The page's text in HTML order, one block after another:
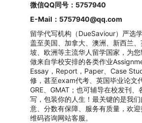
微信QQ同号：5757940
E-Mail： 5757940@qq.com
留学代写机构（DueSaviour）严选
盖至美国、加拿大、澳洲、新西兰
坡、欧洲等主流华人留学国家，为
做来自学校安排的各类作业
Essay，Report，Paper、Case
修，甚至exam代考、英国毕业论文
GRE、GMAT；也可辅导在校发刊、
写，包装你的人生！最关键的是我
意、分数有保障、服务有质量，欢迎
维码咨询网站客服。